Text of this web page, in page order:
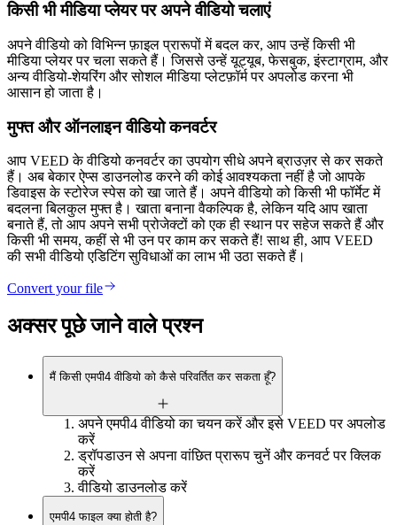
किसी भी मीडिया प्लेयर पर अपने वीडियो चलाएं
अपने वीडियो को विभिन्न फ़ाइल प्रारूपों में बदल कर, आप उन्हें किसी भी
मीडिया प्लेयर पर चला सकते हैं। जिससे उन्हें यूट्यूब, फेसबुक, इंस्टाग्राम, और
अन्य वीडियो-शेयरिंग और सोशल मीडिया प्लेटफ़ॉर्म पर अपलोड करना भी
आसान हो जाता है।
मुफ्त और ऑनलाइन वीडियो कनवर्टर
आप VEED के वीडियो कनवर्टर का उपयोग सीधे अपने ब्राउज़र से कर सकते
हैं। अब बेकार ऐप्स डाउनलोड करने की कोई आवश्यकता नहीं है जो आपके
डिवाइस के स्टोरेज स्पेस को खा जाते हैं। अपने वीडियो को किसी भी फॉर्मेट में
बदलना बिलकुल मुफ्त है। खाता बनाना वैकल्पिक है, लेकिन यदि आप खाता
बनाते हैं, तो आप अपने सभी प्रोजेक्टों को एक ही स्थान पर सहेज सकते हैं और
किसी भी समय, कहीं से भी उन पर काम कर सकते हैं! साथ ही, आप VEED
की सभी वीडियो एडिटिंग सुविधाओं का लाभ भी उठा सकते हैं।
Convert your file
अक्सर पूछे जाने वाले प्रश्न
मैं किसी एमपी4 वीडियो को कैसे परिवर्तित कर सकता हूँ?
अपने एमपी4 वीडियो का चयन करें और इसे VEED पर अपलोड
करें
ड्रॉपडाउन से अपना वांछित प्रारूप चुनें और कनवर्ट पर क्लिक
करें
वीडियो डाउनलोड करें
एमपी4 फाइल क्या होती है?